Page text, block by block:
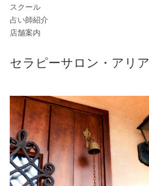
スクール
占い師紹介
店舗案内
セラピーサロン・アリア